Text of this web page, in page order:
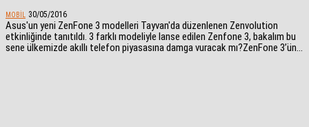
MOBIL 30/05/2016
Asus'un yeni ZenFone 3 modelleri Tayvan'da düzenlenen Zenvolution
etkinliğinde tanıtıldı. 3 farklı modeliyle lanse edilen Zenfone 3, bakalım bu
sene ülkemizde akıllı telefon piyasasına damga vuracak mı?ZenFone 3’ün...